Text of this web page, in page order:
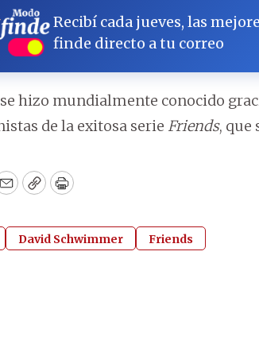
Recibí cada jueves, las
finde directo a tu correo
hizo mundialmente conocido
de la exitosa serie Friends, que
EmailCopyPrint
David Schwimmer Friends